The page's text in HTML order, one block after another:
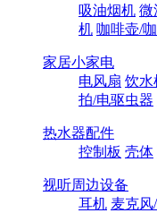
吸油烟机 微
机 咖啡壶/
家居小家电
电风扇 饮水
拍/电驱虫器
热水器配件
控制板 壳体
视听周边设备
耳机 麦克风